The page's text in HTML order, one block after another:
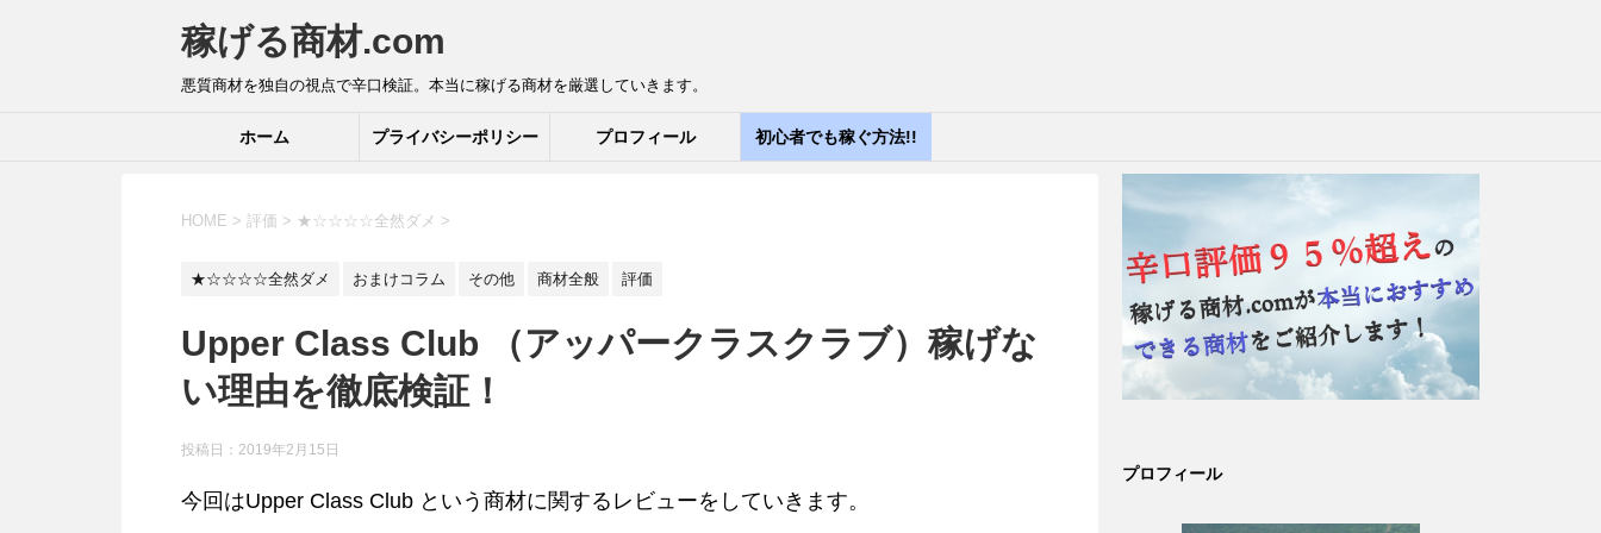
稼げる商材.com
悪質商材を独自の視点で辛口検証。本当に稼げる商材を厳選していきます。
ホーム プライバシーポリシー プロフィール 初心者でも稼ぐ方法!!
HOME > 評価 > ★☆☆☆☆全然ダメ >
★☆☆☆☆全然ダメ おまけコラム その他 商材全般 評価
Upper Class Club （アッパークラスクラブ）稼げな
い理由を徹底検証！
投稿日：2019年2月15日
今回はUpper Class Club という商材に関するレビューをしていきます。
プロフィール